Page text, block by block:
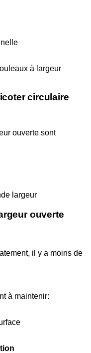
à largeur
circulaire
ouverte sont
largeur
ouverte
il y a moins de
à maintenir: